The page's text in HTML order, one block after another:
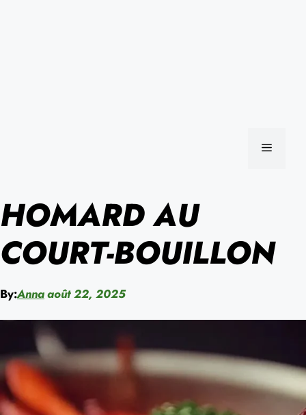
MENU
HOMARD AU
COURT-BOUILLON
By:Annaaoût 22, 2025